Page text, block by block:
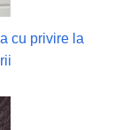
cu privire la